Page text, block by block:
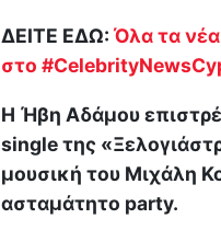
ΔΕΙΤΕ ΕΔΩ: Όλα τα
στο
Η Ήβη Αδάμου
single της
μουσική του Μιχάλη
ασταμάτητο party.